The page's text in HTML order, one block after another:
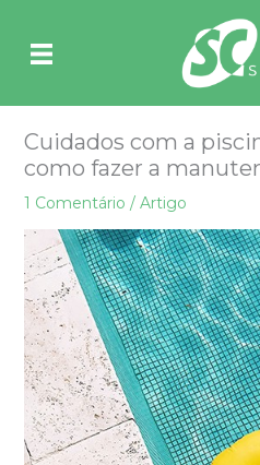
Cuidados com a
como fazer a
1 Comentário / Artigo